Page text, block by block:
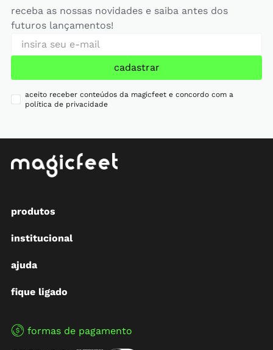
receba as nossas novidades e saiba antes dos
futuros lançamentos!
cadastrar
aceito receber conteúdos da magicfeet e concordo com a
política de privacidade
produtos
institucional
ajuda
fique ligado
formas de pagamento